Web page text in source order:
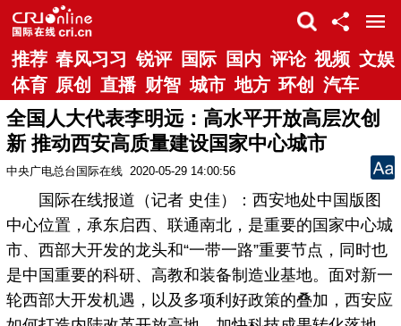
推荐 春风习习 锐评 国际 国内 评论 视频 文娱
体育 原创 直播 财智 城市 地方 环创 汽车
全国人大代表李明远：高水平开放高层次创
新 推动西安高质量建设国家中心城市
中央广电总台国际在线 2020-05-29 14:00:56
国际在线报道（记者 史佳）：西安地处中国版图
中心位置，承东启西、联通南北，是重要的国家中心城
市、西部大开发的龙头和“一带一路”重要节点，同时也
是中国重要的科研、高教和装备制造业基地。面对新一
轮西部大开发机遇，以及多项利好政策的叠加，西安应